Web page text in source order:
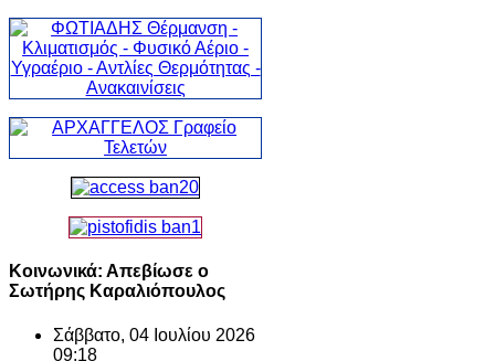
Κοινωνικά: Απεβίωσε ο
Σωτήρης Καραλιόπουλος
Σάββατο, 04 Ιουλίου 2026
09:18